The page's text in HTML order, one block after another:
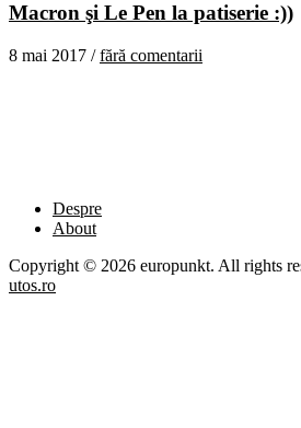
Macron şi Le Pen la patiserie :))
8 mai 2017 /fără comentarii
Despre
About
Copyright © 2026 europunkt. All rights
utos.ro